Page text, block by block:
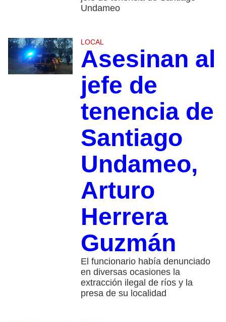
Undameo
LOCAL
Asesinan al
jefe de
tenencia de
Santiago
Undameo,
Arturo
Herrera
Guzmán
El funcionario había denunciado
en diversas ocasiones la
extracción ilegal de ríos y la
presa de su localidad